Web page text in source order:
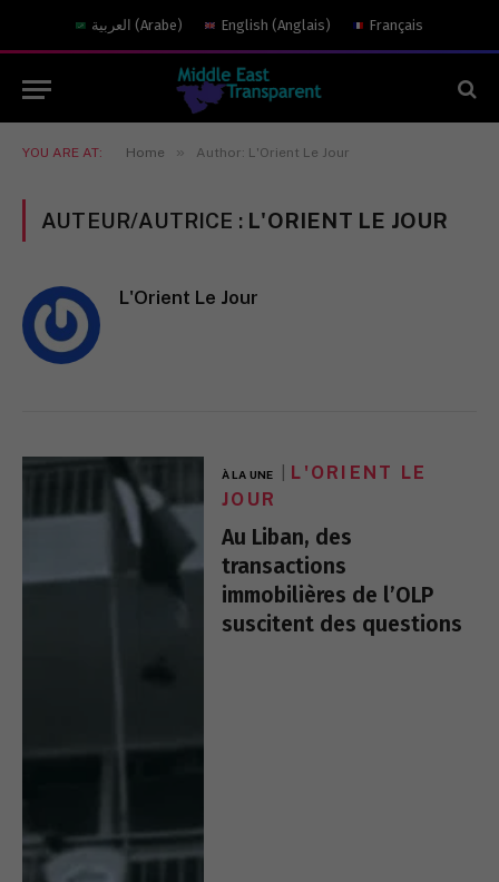
العربية (Arabe) English (Anglais) Français
YOU ARE AT: Home » Author: L'Orient Le Jour
AUTEUR/AUTRICE : L'ORIENT LE JOUR
L'Orient Le Jour
À LA UNE
L'ORIENT LE
JOUR
Au Liban, des
transactions
immobilières de l’OLP
suscitent des questions